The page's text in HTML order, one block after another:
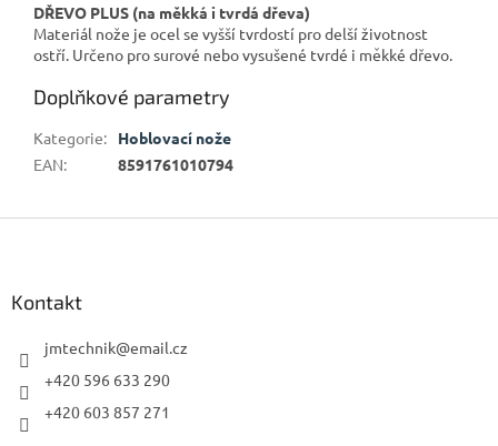
DŘEVO PLUS (na měkká i tvrdá dřeva)
Materiál nože je ocel se vyšší tvrdostí pro delší životnost
ostří. Určeno pro surové nebo vysušené tvrdé i měkké dřevo.
Doplňkové parametry
Kategorie:
Hoblovací nože
EAN: 8591761010794
Kontakt
jmtechnik@email.cz
+420 596 633 290
+420 603 857 271